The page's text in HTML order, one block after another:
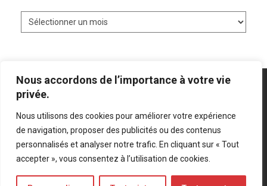
Nous accordons de l’importance à votre vie
privée.
Nous utilisons des cookies pour améliorer votre expérience
de navigation, proposer des publicités ou des contenus
personnalisés et analyser notre trafic. En cliquant sur « Tout
accepter », vous consentez à l’utilisation de cookies.
Mentions légales Politique de confidentialité
Bluesky
LinkedIn
Twitter